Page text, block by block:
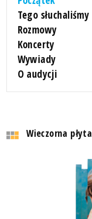
Tego słuchaliśmy
Rozmowy
Koncerty
Wywiady
O audycji
Wieczorna płyta